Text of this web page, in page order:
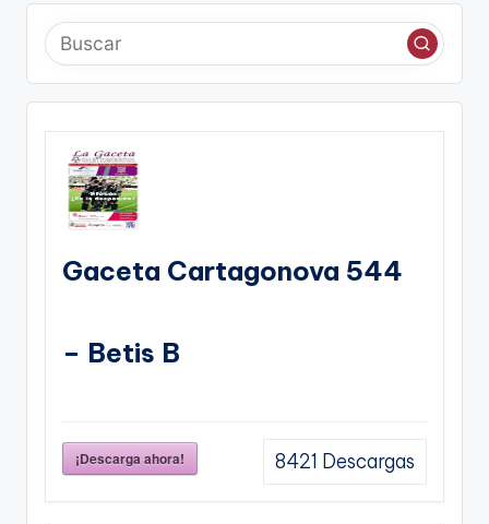
Gaceta Cartagonova 544
– Betis B
¡Descarga ahora! 8421 Descargas